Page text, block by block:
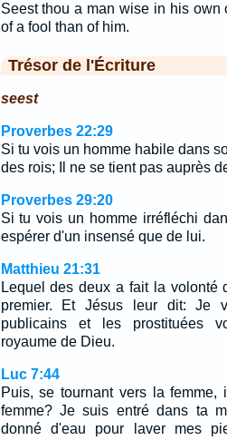
Seest thou a man wise in his own
of a fool than of him.
Trésor de l'Écriture
seest
Proverbes 22:29
Si tu vois un homme habile dans
des rois; Il ne se tient pas auprès
Proverbes 29:20
Si tu vois un homme irréfléchi
espérer d'un insensé que de lui.
Matthieu 21:31
Lequel des deux a fait la volonté
premier. Et Jésus leur dit: Je
publicains et les prostituées
royaume de Dieu.
Luc 7:44
Puis, se tournant vers la
femme? Je suis entré dans ta
donné d'eau pour laver mes